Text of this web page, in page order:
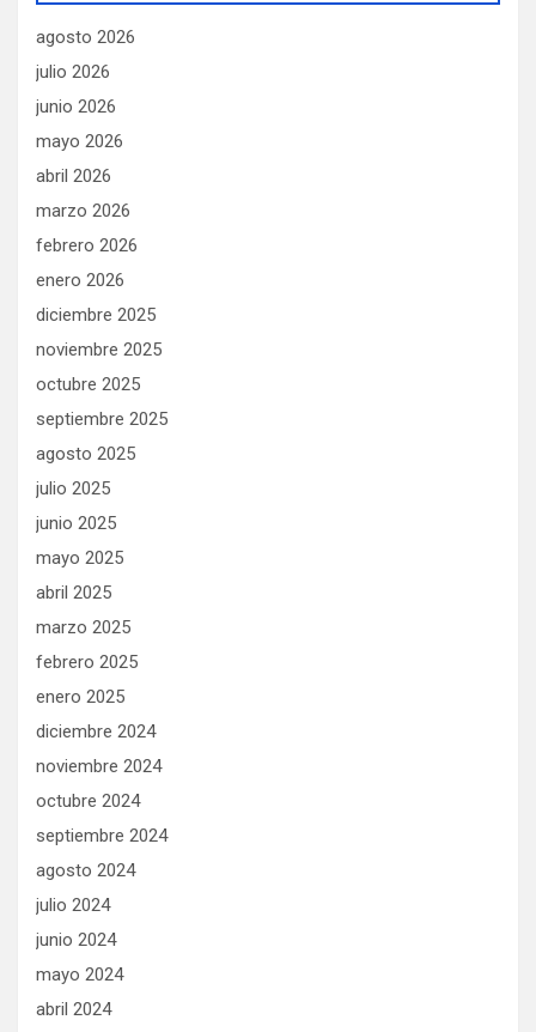
agosto 2026
julio 2026
junio 2026
mayo 2026
abril 2026
marzo 2026
febrero 2026
enero 2026
diciembre 2025
noviembre 2025
octubre 2025
septiembre 2025
agosto 2025
julio 2025
junio 2025
mayo 2025
abril 2025
marzo 2025
febrero 2025
enero 2025
diciembre 2024
noviembre 2024
octubre 2024
septiembre 2024
agosto 2024
julio 2024
junio 2024
mayo 2024
abril 2024